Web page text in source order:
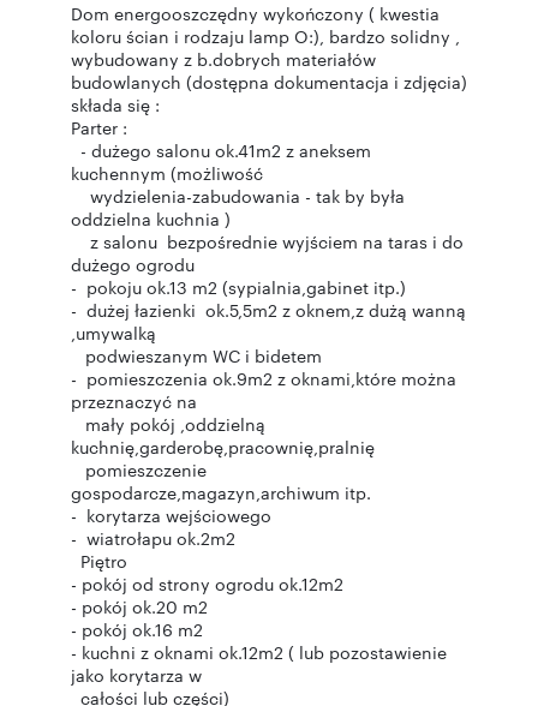
Dom energooszczędny wykończony ( kwestia
koloru ścian i rodzaju lamp O:), bardzo solidny ,
wybudowany z b.dobrych materiałów
budowlanych (dostępna dokumentacja i zdjęcia)
składa się :
Parter :
- dużego salonu ok.41m2 z aneksem
kuchennym (możliwość
wydzielenia-zabudowania - tak by była
oddzielna kuchnia )
z salonu bezpośrednie wyjściem na taras i do
dużego ogrodu
- pokoju ok.13 m2 (sypialnia,gabinet itp.)
- dużej łazienki ok.5,5m2 z oknem,z dużą wanną
,umywalką
podwieszanym WC i bidetem
- pomieszczenia ok.9m2 z oknami,które można
przeznaczyć na
mały pokój ,oddzielną
kuchnię,garderobę,pracownię,pralnię
pomieszczenie
gospodarcze,magazyn,archiwum itp.
- korytarza wejściowego
- wiatrołapu ok.2m2
Piętro
- pokój od strony ogrodu ok.12m2
- pokój ok.20 m2
- pokój ok.16 m2
- kuchni z oknami ok.12m2 ( lub pozostawienie
jako korytarza w
całości lub części)